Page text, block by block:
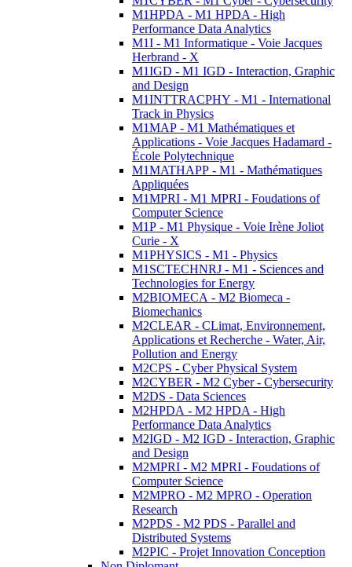
M1HPDA - M1 HPDA - High
Performance Data Analytics
M1I - M1 Informatique - Voie Jacques
Herbrand - X
M1IGD - M1 IGD - Interaction, Graphic
and Design
M1INTTRACPHY - M1 - International
Track in Physics
M1MAP - M1 Mathématiques et
Applications - Voie Jacques Hadamard -
École Polytechnique
M1MATHAPP - M1 - Mathématiques
Appliquées
M1MPRI - M1 MPRI - Foudations of
Computer Science
M1P - M1 Physique - Voie Irène Joliot
Curie - X
M1PHYSICS - M1 - Physics
M1SCTECHNRJ - M1 - Sciences and
Technologies for Energy
M2BIOMECA - M2 Biomeca -
Biomechanics
M2CLEAR - CLimat, Environnement,
Applications et Recherche - Water, Air,
Pollution and Energy
M2CPS - Cyber Physical System
M2CYBER - M2 Cyber - Cybersecurity
M2DS - Data Sciences
M2HPDA - M2 HPDA - High
Performance Data Analytics
M2IGD - M2 IGD - Interaction, Graphic
and Design
M2MPRI - M2 MPRI - Foudations of
Computer Science
M2MPRO - M2 MPRO - Operation
Research
M2PDS - M2 PDS - Parallel and
Distributed Systems
M2PIC - Projet Innovation Conception